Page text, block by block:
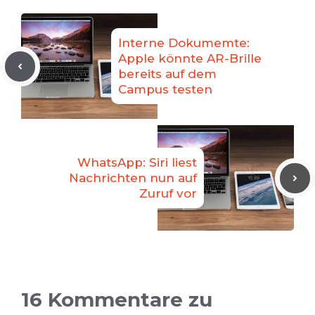
Interne Dokumemte:
Apple könnte AR-Brille
bereits auf dem
Campus testen
WhatsApp: Siri liest
Nachrichten nun auf
Zuruf vor
16 Kommentare zu